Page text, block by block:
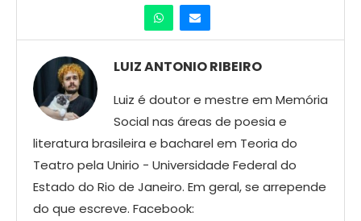
LUIZ ANTONIO RIBEIRO
Luiz é doutor e mestre em Memória
Social nas áreas de poesia e
literatura brasileira e bacharel em Teoria do
Teatro pela Unirio - Universidade Federal do
Estado do Rio de Janeiro. Em geral, se arrepende
do que escreve. Facebook: